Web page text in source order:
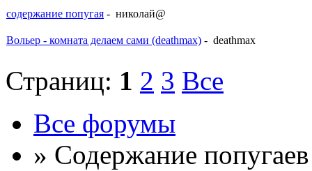
содержание попугая - николай@
Вольер - комната делаем сами (deathmax) - deathmax
Страниц: 1 2 3 Все
Все форумы
» Содержание попугаев